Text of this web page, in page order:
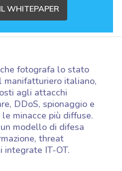
WHITEPAPER
fotografa lo stato
manifatturiero italiano,
agli attacchi
DDoS, spionaggio e
minacce più diffuse.
modello di difesa
threat
integrate IT-OT.